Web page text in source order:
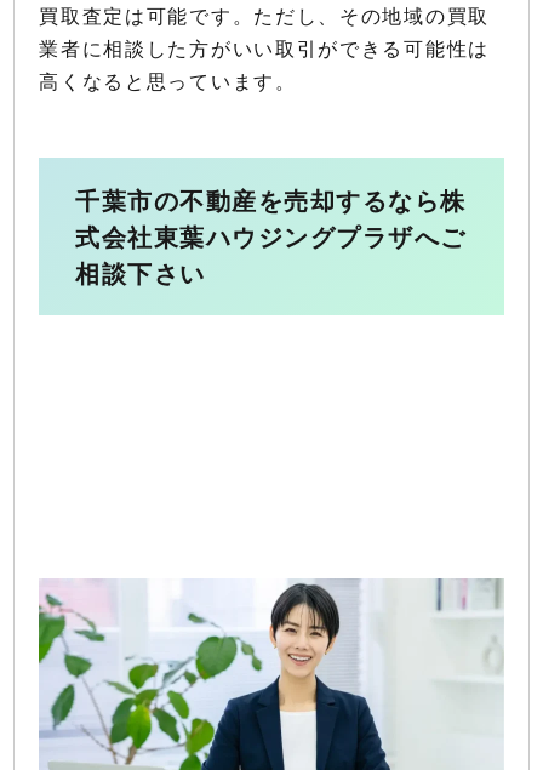
買取査定は可能です。ただし、その地域の買取
業者に相談した方がいい取引ができる可能性は
高くなると思っています。
千葉市の不動産を売却するなら株
式会社東葉ハウジングプラザへご
相談下さい